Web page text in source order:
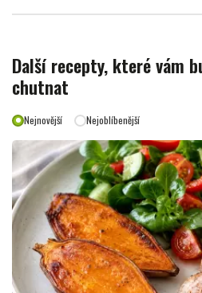
Další recepty, které vám
chutnat
Nejnovější Nejoblíbenější